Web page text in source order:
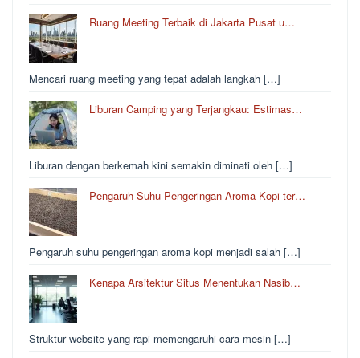
Ruang Meeting Terbaik di Jakarta Pusat u…
Mencari ruang meeting yang tepat adalah langkah […]
Liburan Camping yang Terjangkau: Estimas…
Liburan dengan berkemah kini semakin diminati oleh […]
Pengaruh Suhu Pengeringan Aroma Kopi ter…
Pengaruh suhu pengeringan aroma kopi menjadi salah […]
Kenapa Arsitektur Situs Menentukan Nasib…
Struktur website yang rapi memengaruhi cara mesin […]